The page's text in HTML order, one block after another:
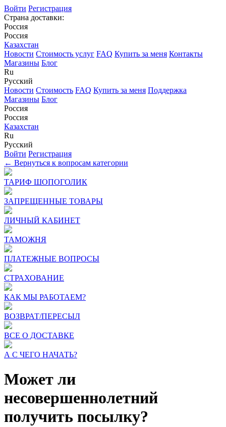
Войти Регистрация
Страна доставки:
Россия
Россия
Казахстан
Новости Стоимость услуг FAQ Купить за меня Контакты
Магазины Блог
Ru
Русский
Новости Стоимость FAQ Купить за меня Поддержка
Магазины Блог
Россия
Россия
Казахстан
Ru
Русский
Войти Регистрация
← Вернуться к вопросам категории
ТАРИФ ШОПОГОЛИК
ЗАПРЕЩЕННЫЕ ТОВАРЫ
ЛИЧНЫЙ КАБИНЕТ
ТАМОЖНЯ
ПЛАТЕЖНЫЕ ВОПРОСЫ
СТРАХОВАНИЕ
КАК МЫ РАБОТАЕМ?
ВОЗВРАТ/ПЕРЕСЫЛ
ВСЕ О ДОСТАВКЕ
А С ЧЕГО НАЧАТЬ?
Может ли
несовершеннолетний
получить посылку?